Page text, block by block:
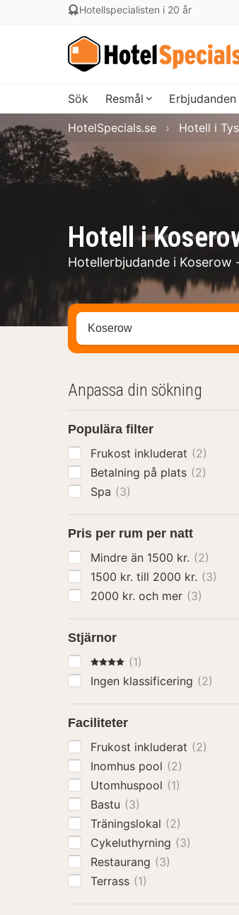
Hotellspecialisten i 20 år
Sök Resmål Erbjudanden
Hotell i
Hotellerbjudande i
HotelSpecials.se Hotell i
Sök efter hotell, område
Anpassa din sökning
Populära filter
Frukost inkluderat (2)
Betalning på plats (2)
Spa (3)
Pris per rum per natt
Mindre än 1500 kr. (2)
1500 kr. till 2000 kr. (3)
2000 kr. och mer (3)
Stjärnor
4 Stjärnor
(1)
Ingen klassificering (2)
Faciliteter
Frukost inkluderat (2)
Inomhus pool (2)
Utomhuspool (1)
Bastu (3)
Träningslokal (2)
Cykeluthyrning (3)
Restaurang (3)
Terrass (1)